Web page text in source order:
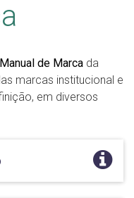
Manual de Marca da
marcas institucional e
em diversos